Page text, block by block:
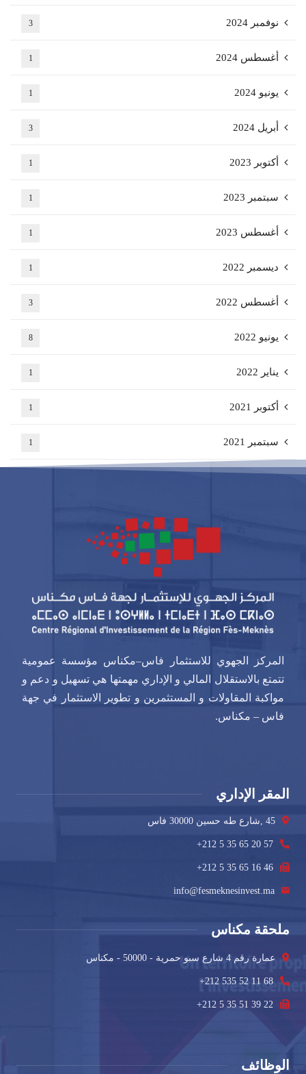
نوفمبر 2024 3
أغسطس 2024 1
يونيو 2024 1
أبريل 2024 3
أكتوبر 2023 1
سبتمبر 2023 1
أغسطس 2023 1
ديسمبر 2022 1
أغسطس 2022 3
يونيو 2022 8
يناير 2022 1
أكتوبر 2021 1
سبتمبر 2021 1
المركز الجهوي للاستثمار فاس–مكناس مؤسسة عمومية
تتمتع بالاستقلال المالي و الإداري مهمتها هي تسهيل و دعم و
مواكبة المقاولات و المستثمرين و تطوير الاستثمار في جهة
فاس – مكناس.
المقر الإداري
45 ,شارع طه حسين 30000 فاس
+212 5 35 65 20 57
+212 5 35 65 16 46
info@fesmeknesinvest.ma
ملحقة مكناس
عمارة رقم 4 شارع سبو حمرية - 50000 - مكناس
+212 535 52 11 68
+212 5 35 51 39 22
الوظائف